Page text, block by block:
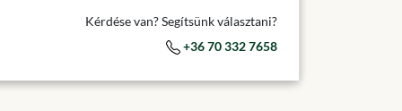
Kérdése van? Segítsünk választani?
+36 70 332 7658